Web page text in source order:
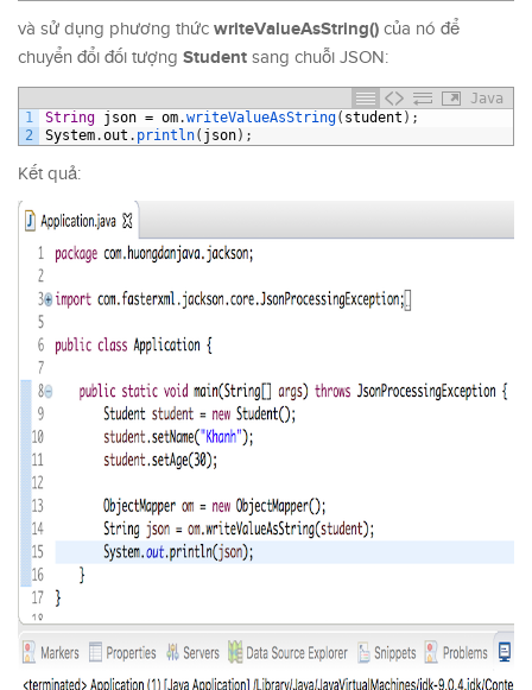
và sử dụng phương thức writeValueAsString() của nó để
chuyển đổi đối tượng Student sang chuỗi JSON:
Java
1
2
String json = om.writeValueAsString( student ) ;
System.out . println( json) ;
Kết quả: